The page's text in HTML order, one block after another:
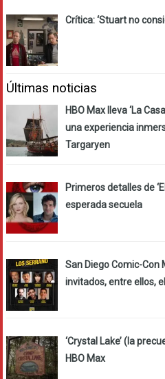
Crítica: ‘Stuart no
Últimas noticias
HBO Max lleva ‘La
una experiencia
Targaryen
Primeros detalles de
esperada secuela
San Diego Comic-Con
invitados, entre ellos,
‘Crystal Lake’ (la
HBO Max